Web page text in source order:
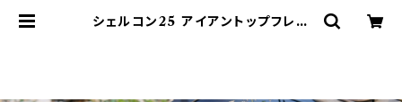
シェルコン25 アイアントップフレー